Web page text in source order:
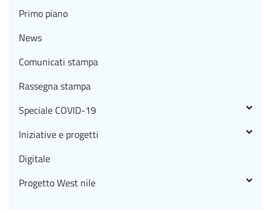
Primo piano
News
Comunicati stampa
Rassegna stampa
Speciale COVID-19
Iniziative e progetti
Digitale
Progetto West nile